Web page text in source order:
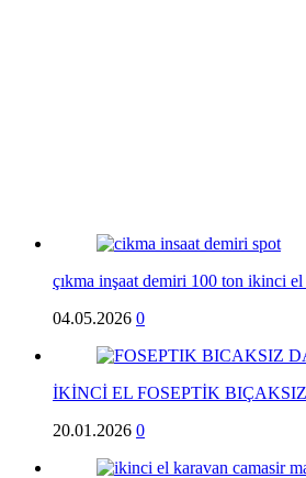
çıkma inşaat demiri 100 ton ikinci
04.05.2026 0
İKİNCİ EL FOSEPTİK
20.01.2026 0